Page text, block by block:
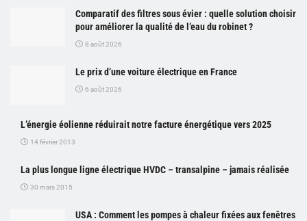
Comparatif des filtres sous évier : quelle solution choisir
pour améliorer la qualité de l’eau du robinet ?
8 août 2026
Le prix d’une voiture électrique en France
6 août 2026
L’énergie éolienne réduirait notre facture énergétique vers 2025
14 février 2013
La plus longue ligne électrique HVDC – transalpine – jamais réalisée
30 mars 2015
USA : Comment les pompes à chaleur fixées aux fenêtres